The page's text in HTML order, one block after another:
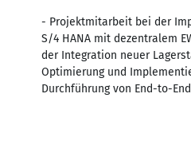
- Projektmitarbeit bei der
S/4 HANA mit dezentralem
der Integration neuer
Optimierung und
Durchführung von End-to-